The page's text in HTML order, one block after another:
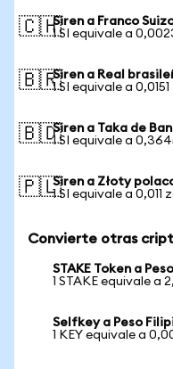
🇨🇭Siren a Franco
1 SI equivale a
🇧🇷Siren a Real
1 SI equivale a 0,0151
🇧🇩Siren a Taka de
1 SI equivale a
🇵🇱Siren a Złoty
1 SI equivale a 0,011
Convierte otras
STAKE Token a
1 STAKE equivale a
Selfkey a Peso
1 KEY equivale a